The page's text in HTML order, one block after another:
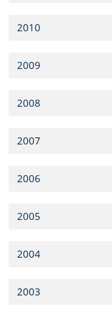
2010
2009
2008
2007
2006
2005
2004
2003